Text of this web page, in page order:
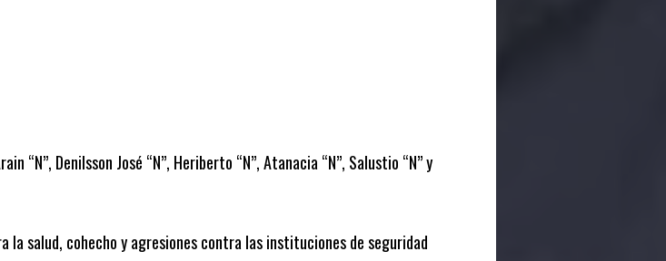
“N”, Denilsson José “N”, Heriberto “N”, Atanacia “N”, Salustio “N” y
salud, cohecho y agresiones contra las instituciones de seguridad